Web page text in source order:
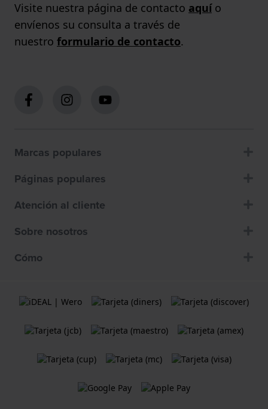
Visite nuestra página de contacto aquío
envíenos su consulta a través de
nuestro formulario de contacto.
Marcas populares
Páginas populares
Atención al cliente
Sobre nosotros
Cómo